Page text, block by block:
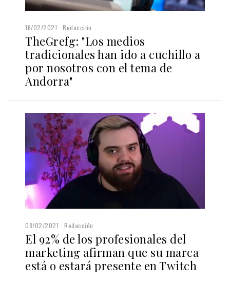
16/02/2021 Redacción
TheGrefg: "Los medios
tradicionales han ido a cuchillo a
por nosotros con el tema de
Andorra"
08/02/2021 Redacción
El 92% de los profesionales del
marketing afirman que su marca
está o estará presente en Twitch